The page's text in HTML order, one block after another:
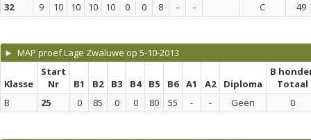
32
9 10 10 10 10 0 0 8 - - C 49
► MAP proef Lage Zwaluwe op 5-10-2013
Klasse
Start
Nr
B1 B2 B3 B4 B5 B6 A1 A2 Diploma
B
Totaal
B
25 0 85 0 0 80 55 - - Geen 0